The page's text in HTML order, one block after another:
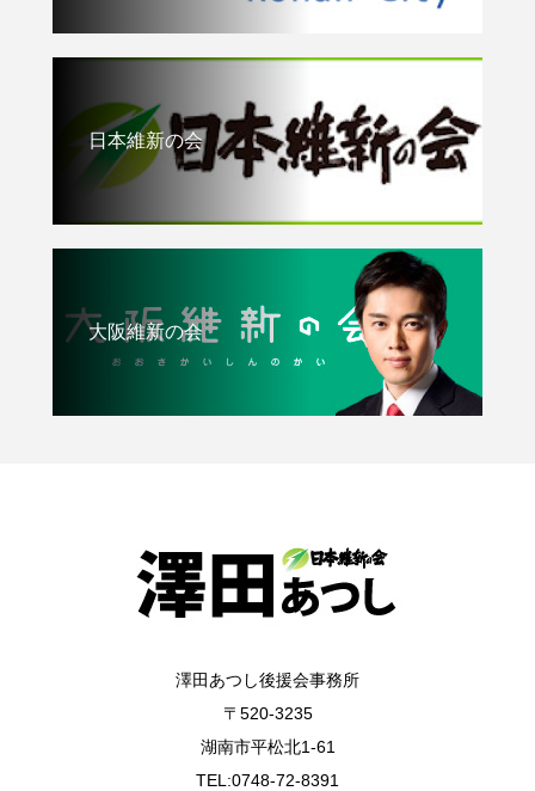
日本維新の会
大阪維新の会
澤田あつし後援会事務所
〒520-3235
湖南市平松北1-61
TEL:0748-72-8391